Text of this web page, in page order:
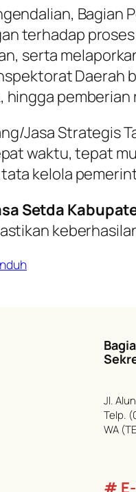
Bagian
terhadap
serta
Jasa Strategis
waktu, tepat
kelola
Setda
Jl.
Telp.
WA
#